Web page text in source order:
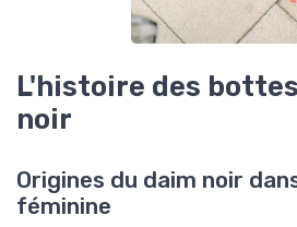
L'histoire des
noir
Origines du daim noir
féminine